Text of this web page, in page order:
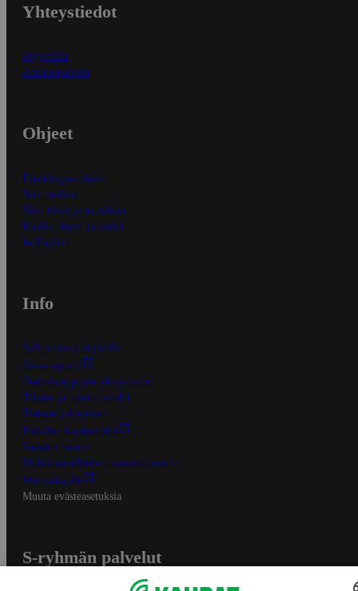
Yhteystiedot
Myymälät
Asiakaspalvelu
Ohjeet
Ensitilaajan ohjeet
Näin maksat
Näin tilaat ja muokkaat
Kaikki ohjeet ja vinkit
In English
Info
S-Business yrityksille
Oiva-raportit
Osuuskauppojen yhteystiedot
Tilaus- ja toimitusehdot
Tietosuojakäytäntö
Palvelun käyttöehdot
Saavutettavuus
Mobiilisovelluksen saavutettavuus
Mainostajalle
Muuta evästeasetuksia
S-ryhmän palvelut